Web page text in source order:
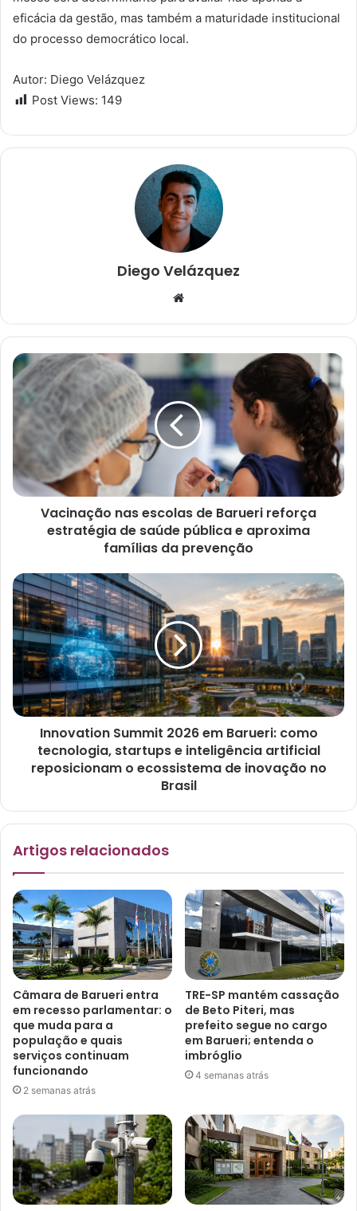
eficácia da gestão, mas também a maturidade institucional
do processo democrático local.
Autor: Diego Velázquez
Post Views: 149
Diego Velázquez
b
s
i
e
Vacinação nas escolas de Barueri reforça
estratégia de saúde pública e aproxima
famílias da prevenção
Innovation Summit 2026 em Barueri: como
tecnologia, startups e inteligência artificial
reposicionam o ecossistema de inovação no
Brasil
Artigos relacionados
Câmara de Barueri entra
em recesso parlamentar: o
que muda para a
população e quais
serviços continuam
funcionando
2 semanas atrás
TRE-SP mantém cassação
de Beto Piteri, mas
prefeito segue no cargo
em Barueri; entenda o
imbróglio
4 semanas atrás